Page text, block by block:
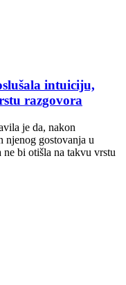
intuiciju,
razgovora
je da, nakon
njenog gostovanja u
bi otišla na takvu vrstu